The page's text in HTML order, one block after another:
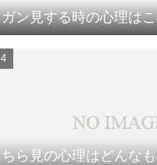
ガン見する時の心理は
ちら見の心理はどんな